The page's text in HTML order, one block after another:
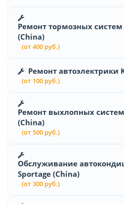
Ремонт тормозных систем
(China)
(от 400 руб.)
Ремонт автоэлектрики
(от 100 руб.)
Ремонт выхлопных
(China)
(от 500 руб.)
Обслуживание
Sportage (China)
(от 300 руб.)